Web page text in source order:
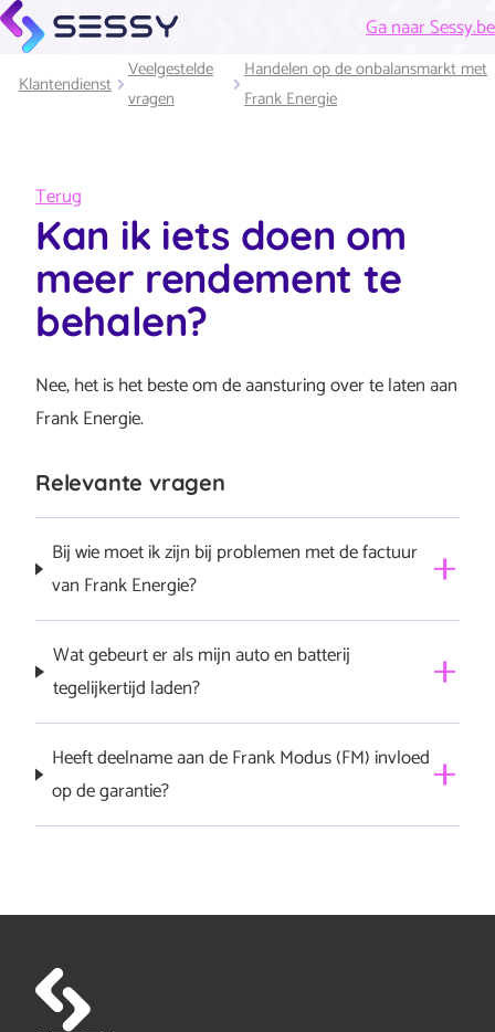
Ga naar Sessy.be
Klantendienst
Veelgestelde
vragen
Handelen op de onbalansmarkt met
Frank Energie
Terug
Kan ik iets doen om
meer rendement te
behalen?
Nee, het is het beste om de aansturing over te laten aan
Frank Energie.
Relevante vragen
Bij wie moet ik zijn bij problemen met de factuur
van Frank Energie?
Wat gebeurt er als mijn auto en batterij
tegelijkertijd laden?
Heeft deelname aan de Frank Modus (FM) invloed
op de garantie?